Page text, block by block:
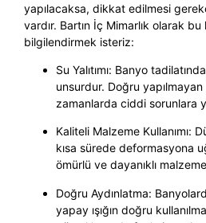
yapılacaksa, dikkat edilmesi
vardır. Bartın İç Mimarlık olarak
bilgilendirmek isteriz:
Su Yalıtımı: Banyo
unsurdur. Doğru yapılmayan
zamanlarda ciddi sorunlara
Kaliteli Malzeme Kullanımı:
kısa sürede deformasyona
ömürlü ve dayanıklı
Doğru Aydınlatma:
yapay ışığın doğru